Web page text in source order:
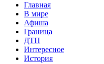
Главная
В мире
Афиша
Граница
ДТП
Интересное
История